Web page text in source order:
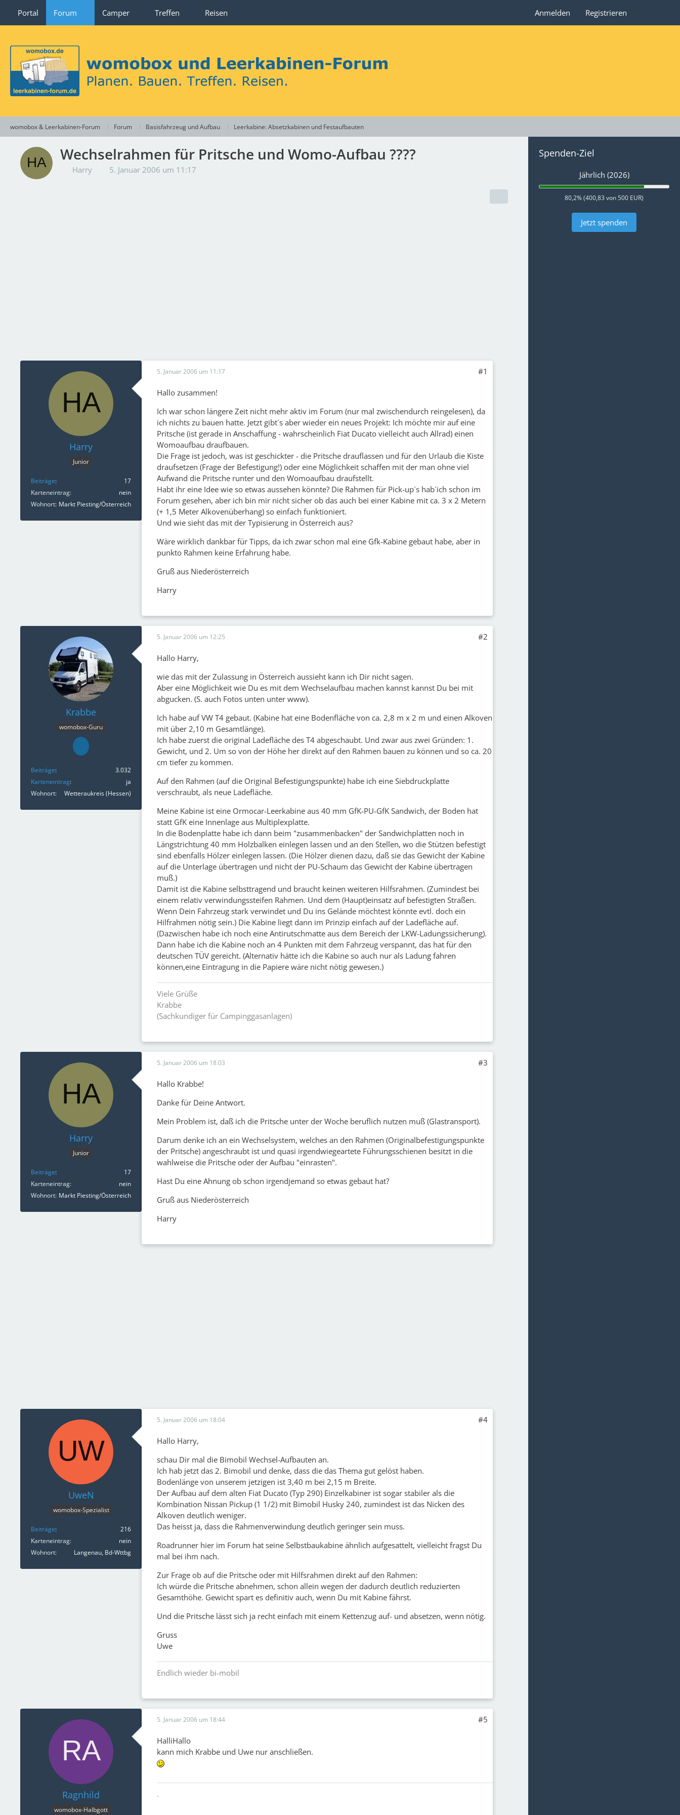
Portal Forum Camper Treffen Reisen Anmelden Registrieren
womobox & Leerkabinen-Forum Forum Basisfahrzeug und Aufbau Leerkabine: Absetzkabinen und Festaufbauten
Wechselrahmen für Pritsche und Womo-Aufbau ????
Harry 5. Januar 2006 um 11:17
Harry
Junior
Beiträge
17
Karteneintrag
nein
Wohnort Markt Piesting/Österreich
5. Januar 2006 um 11:17 #1
Hallo zusammen!
Ich war schon längere Zeit nicht mehr aktiv im Forum (nur mal zwischendurch reingelesen), da
ich nichts zu bauen hatte. Jetzt gibt´s aber wieder ein neues Projekt: Ich möchte mir auf eine
Pritsche (ist gerade in Anschaffung - wahrscheinlich Fiat Ducato vielleicht auch Allrad) einen
Womoaufbau draufbauen.
Die Frage ist jedoch, was ist geschickter - die Pritsche drauflassen und für den Urlaub die Kiste
draufsetzen (Frage der Befestigung!) oder eine Möglichkeit schaffen mit der man ohne viel
Aufwand die Pritsche runter und den Womoaufbau draufstellt.
Habt ihr eine Idee wie so etwas aussehen könnte? Die Rahmen für Pick-up´s hab´ich schon im
Forum gesehen, aber ich bin mir nicht sicher ob das auch bei einer Kabine mit ca. 3 x 2 Metern
(+ 1,5 Meter Alkovenüberhang) so einfach funktioniert.
Und wie sieht das mit der Typisierung in Österreich aus?
Wäre wirklich dankbar für Tipps, da ich zwar schon mal eine Gfk-Kabine gebaut habe, aber in
punkto Rahmen keine Erfahrung habe.
Gruß aus Niederösterreich
Harry
Krabbe
womobox-Guru
Beiträge
3.032
Karteneintrag
ja
Wohnort
Wetteraukreis (Hessen)
5. Januar 2006 um 12:25 #2
Hallo Harry,
wie das mit der Zulassung in Österreich aussieht kann ich Dir nicht sagen.
Aber eine Möglichkeit wie Du es mit dem Wechselaufbau machen kannst kannst Du bei mit
abgucken. (S. auch Fotos unten unter www).
Ich habe auf VW T4 gebaut. (Kabine hat eine Bodenfläche von ca. 2,8 m x 2 m und einen Alkoven
mit über 2,10 m Gesamtlänge).
Ich habe zuerst die original Ladefläche des T4 abgeschaubt. Und zwar aus zwei Gründen: 1.
Gewicht, und 2. Um so von der Höhe her direkt auf den Rahmen bauen zu können und so ca. 20
cm tiefer zu kommen.
Auf den Rahmen (auf die Original Befestigungspunkte) habe ich eine Siebdruckplatte
verschraubt, als neue Ladefläche.
Meine Kabine ist eine Ormocar-Leerkabine aus 40 mm GfK-PU-GfK Sandwich, der Boden hat
statt GfK eine Innenlage aus Multiplexplatte.
In die Bodenplatte habe ich dann beim "zusammenbacken" der Sandwichplatten noch in
Längstrichtung 40 mm Holzbalken einlegen lassen und an den Stellen, wo die Stützen befestigt
sind ebenfalls Hölzer einlegen lassen. (Die Hölzer dienen dazu, daß sie das Gewicht der Kabine
auf die Unterlage übertragen und nicht der PU-Schaum das Gewicht der Kabine übertragen
muß.)
Damit ist die Kabine selbsttragend und braucht keinen weiteren Hilfsrahmen. (Zumindest bei
einem relativ verwindungssteifen Rahmen. Und dem (Haupt)einsatz auf befestigten Straßen.
Wenn Dein Fahrzeug stark verwindet und Du ins Gelände möchtest könnte evtl. doch ein
Hilfrahmen nötig sein.) Die Kabine liegt dann im Prinzip einfach auf der Ladefläche auf.
(Dazwischen habe ich noch eine Antirutschmatte aus dem Bereich der LKW-Ladungssicherung).
Dann habe ich die Kabine noch an 4 Punkten mit dem Fahrzeug verspannt, das hat für den
deutschen TÜV gereicht. (Alternativ hätte ich die Kabine so auch nur als Ladung fahren
können,eine Eintragung in die Papiere wäre nicht nötig gewesen.)
Viele Grüße
Krabbe
(Sachkundiger für Campinggasanlagen)
Harry
Junior
Beiträge
17
Karteneintrag
nein
Wohnort Markt Piesting/Österreich
5. Januar 2006 um 18:03 #3
Hallo Krabbe!
Danke für Deine Antwort.
Mein Problem ist, daß ich die Pritsche unter der Woche beruflich nutzen muß (Glastransport).
Darum denke ich an ein Wechselsystem, welches an den Rahmen (Originalbefestigungspunkte
der Pritsche) angeschraubt ist und quasi irgendwiegeartete Führungsschienen besitzt in die
wahlweise die Pritsche oder der Aufbau "einrasten".
Hast Du eine Ahnung ob schon irgendjemand so etwas gebaut hat?
Gruß aus Niederösterreich
Harry
UweN
womobox-Spezialist
Beiträge
216
Karteneintrag
nein
Wohnort
Langenau, Bd-Wttbg
5. Januar 2006 um 18:04 #4
Hallo Harry,
schau Dir mal die Bimobil Wechsel-Aufbauten an.
Ich hab jetzt das 2. Bimobil und denke, dass die das Thema gut gelöst haben.
Bodenlänge von unserem jetzigen ist 3,40 m bei 2,15 m Breite.
Der Aufbau auf dem alten Fiat Ducato (Typ 290) Einzelkabiner ist sogar stabiler als die
Kombination Nissan Pickup (1 1/2) mit Bimobil Husky 240, zumindest ist das Nicken des
Alkoven deutlich weniger.
Das heisst ja, dass die Rahmenverwindung deutlich geringer sein muss.
Roadrunner hier im Forum hat seine Selbstbaukabine ähnlich aufgesattelt, vielleicht fragst Du
mal bei ihm nach.
Zur Frage ob auf die Pritsche oder mit Hilfsrahmen direkt auf den Rahmen:
Ich würde die Pritsche abnehmen, schon allein wegen der dadurch deutlich reduzierten
Gesamthöhe. Gewicht spart es definitiv auch, wenn Du mit Kabine fährst.
Und die Pritsche lässt sich ja recht einfach mit einem Kettenzug auf- und absetzen, wenn nötig.
Gruss
Uwe
Endlich wieder bi-mobil
Ragnhild
womobox-Halbgott
5. Januar 2006 um 18:44 #5
HalliHallo
kann mich Krabbe und Uwe nur anschließen.
.
Spenden-Ziel
Jährlich (2026)
80,2% (400,83 von 500 EUR)
Jetzt spenden